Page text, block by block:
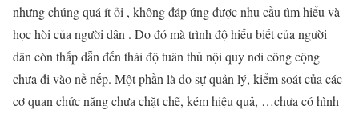
nhưng chúng quá ít ỏi , không đáp ứng được nhu cầu tìm hiểu và
học hòi của người dân . Do đó mà trình độ hiểu biết của người
dân còn thấp dẫn đến thái độ tuân thủ nội quy nơi công cộng
chưa đi vào nề nếp. Một phần là do sự quản lý, kiểm soát của các
cơ quan chức năng chưa chặt chẽ, kém hiệu quả, …chưa có hình